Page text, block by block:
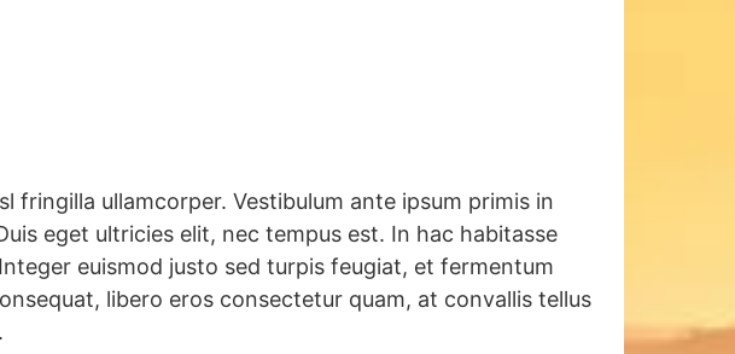
fringilla ullamcorper. Vestibulum ante ipsum primis in
eget ultricies elit, nec tempus est. In hac habitasse
euismod justo sed turpis feugiat, et fermentum
libero eros consectetur quam, at convallis tellus